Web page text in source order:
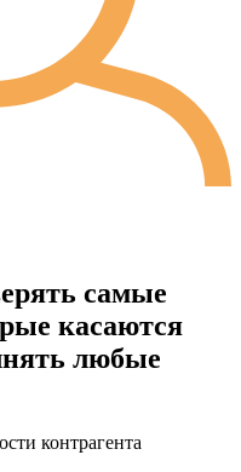
самые
касаются
любые
контрагента